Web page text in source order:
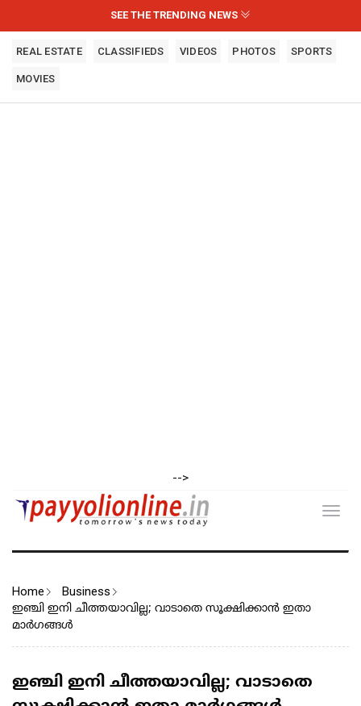
SEE THE TRENDING NEWS
REAL ESTATE CLASSIFIEDS VIDEOS PHOTOS SPORTS
MOVIES
-->
Home Business
ഇഞ്ചി ഇനി ചീത്തയാവില്ല; വാടാതെ സൂക്ഷിക്കാൻ ഇതാ
മാർഗങ്ങൾ
ഇഞ്ചി ഇനി ചീത്തയാവില്ല; വാടാതെ